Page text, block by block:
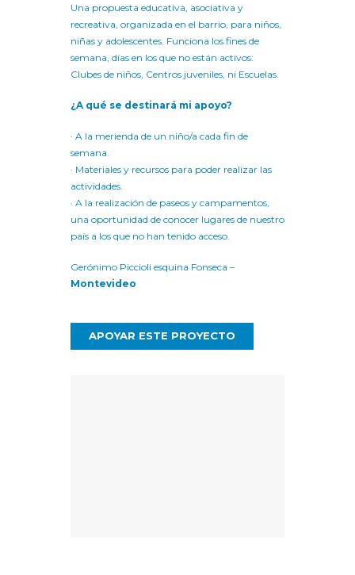
Una propuesta educativa, asociativa y
recreativa, organizada en el barrio, para niños,
niñas y adolescentes. Funciona los fines de
semana, días en los que no están activos:
Clubes de niños, Centros juveniles, ni Escuelas.
¿A qué se destinará mi apoyo?
· A la merienda de un niño/a cada fin de
semana.
· Materiales y recursos para poder realizar las
actividades.
· A la realización de paseos y campamentos,
una oportunidad de conocer lugares de nuestro
país a los que no han tenido acceso.
Gerónimo Piccioli esquina Fonseca –
Montevideo
APOYAR ESTE PROYECTO